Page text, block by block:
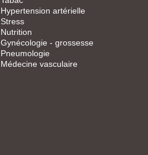
Hypertension artérielle
Stress
Nutrition
Gynécologie - grossesse
Pneumologie
Médecine vasculaire